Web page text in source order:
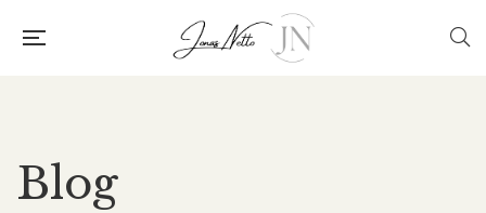
Blog